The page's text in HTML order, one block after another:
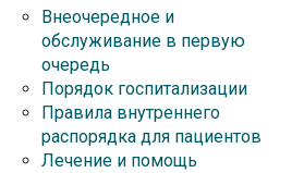
Внеочередное и
обслуживание в первую
очередь
Порядок госпитализации
Правила внутреннего
распорядка для пациентов
Лечение и помощь